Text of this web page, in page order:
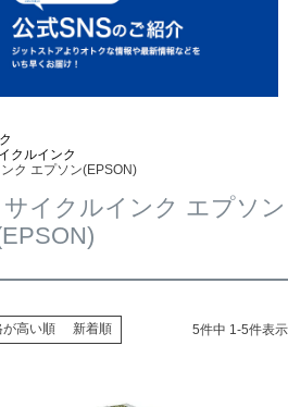
クルインク
ク エプソン(EPSON)
イクルインク エプソン
が高い順 新着順 5件中 1-5件表示